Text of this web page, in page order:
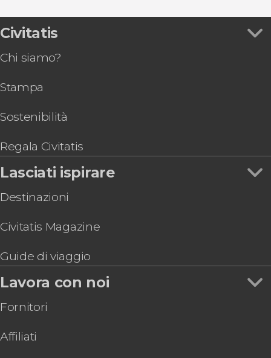
Civitatis
Chi siamo?
Stampa
Sostenibilità
Regala Civitatis
Lasciati ispirare
Destinazioni
Civitatis Magazine
Guide di viaggio
Lavora con noi
Fornitori
Affiliati